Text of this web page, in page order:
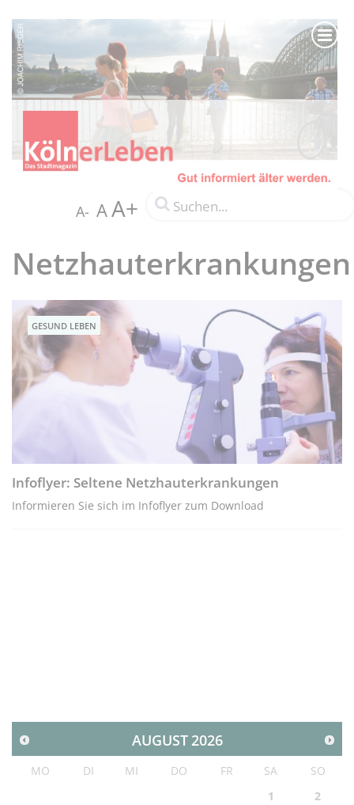
A- AA+
Netzhauterkrankungen
GESUND LEBEN
Infoflyer: Seltene Netzhauterkrankungen
Informieren Sie sich im Infoflyer zum Download
AUGUST2026
MO DI MI DO FR SA
SO
1
2